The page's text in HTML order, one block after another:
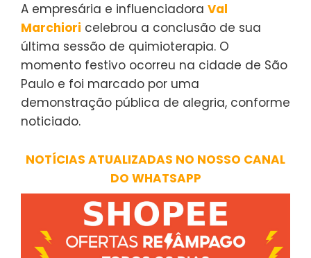
A empresária e influenciadora Val
Marchiori celebrou a conclusão de sua
última sessão de quimioterapia. O
momento festivo ocorreu na cidade de São
Paulo e foi marcado por uma
demonstração pública de alegria, conforme
noticiado.
NOTÍCIAS ATUALIZADAS NO NOSSO CANAL
DO WHATSAPP